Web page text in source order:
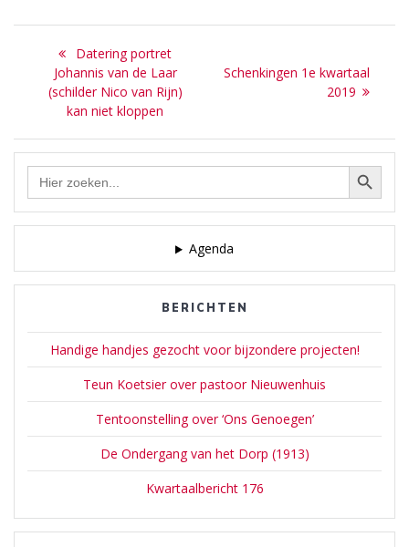
Bericht
navigatie
Previous
post:
Datering portret
Johannis van de Laar
(schilder Nico van Rijn)
kan niet kloppen
Next
Schenkingen 1e kwartaal
2019
Zoek Zoekknop
Agenda
BERICHTEN
Handige handjes gezocht voor bijzondere projecten!
Teun Koetsier over pastoor Nieuwenhuis
Tentoonstelling over ‘Ons Genoegen’
De Ondergang van het Dorp (1913)
Kwartaalbericht 176